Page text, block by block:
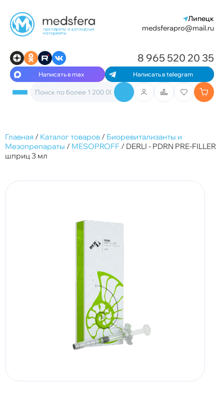
Липецк
medsferapro@mail.ru
Написать в max Написать в telegram
8 965 520 20 35
Главная / Каталог товаров / Биоревитализанты и
Мезопрепараты / MESOPROFF / DERLI - PDRN PRE-FILLER
шприц 3 мл